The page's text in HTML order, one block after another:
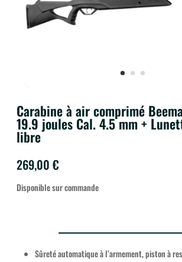
Carabine à air comprimé
19.9 joules Cal. 4.5 mm +
libre
269,00 €
Disponible sur commande
Sûreté automatique à l’armement, piston à